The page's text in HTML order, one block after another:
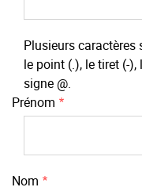
Plusieurs caractères
le point (.), le tiret (-
signe @.
Prénom
Nom